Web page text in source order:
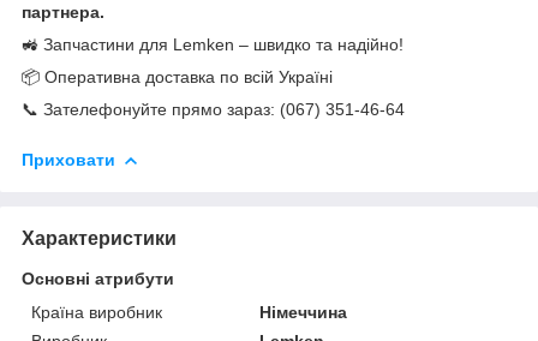
партнера.
🚜 Запчастини для Lemken – швидко та надійно!
📦 Оперативна доставка по всій Україні
📞 Зателефонуйте прямо зараз: (067) 351-46-64
Приховати
Характеристики
Основні атрибути
Країна виробник
Німеччина